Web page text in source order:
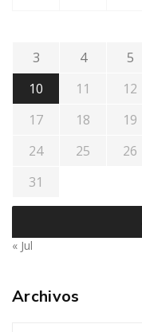
3
4 5
10
11 12
17
18 19
24
25 26
31
« Jul
Archivos